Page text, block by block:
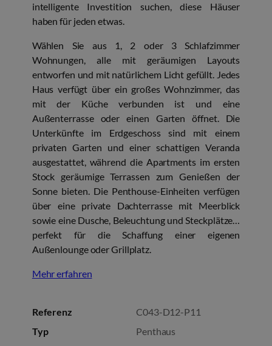
intelligente Investition suchen, diese Häuser
haben für jeden etwas.
Wählen Sie aus 1, 2 oder 3 Schlafzimmer
Wohnungen, alle mit geräumigen Layouts
entworfen und mit natürlichem Licht gefüllt. Jedes
Haus verfügt über ein großes Wohnzimmer, das
mit der Küche verbunden ist und eine
Außenterrasse oder einen Garten öffnet. Die
Unterkünfte im Erdgeschoss sind mit einem
privaten Garten und einer schattigen Veranda
ausgestattet, während die Apartments im ersten
Stock geräumige Terrassen zum Genießen der
Sonne bieten. Die Penthouse-Einheiten verfügen
über eine private Dachterrasse mit Meerblick
sowie eine Dusche, Beleuchtung und Steckplätze…
perfekt für die Schaffung einer eigenen
Außenlounge oder Grillplatz.
Mehr erfahren
Referenz
C043-D12-P11
Typ
Penthaus